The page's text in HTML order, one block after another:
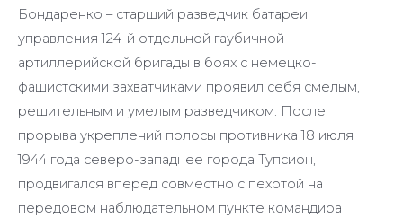
Бондаренко – старший разведчик батареи
управления 124-й отдельной гаубичной
артиллерийской бригады в боях с немецко-
фашистскими захватчиками проявил себя смелым,
решительным и умелым разведчиком. После
прорыва укреплений полосы противника 18 июля
1944 года северо-западнее города Тупсион,
продвигался вперед совместно с пехотой на
передовом наблюдательном пункте командира